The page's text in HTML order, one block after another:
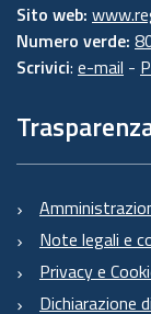
Sito web:
Numero verde:
Scrivici: e-mail -
Note legali e
Privacy e
Dichiarazione